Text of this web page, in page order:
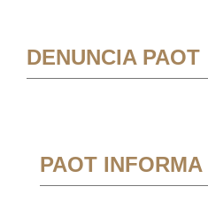
DENUNCIA PAOT
PAOT INFORMA